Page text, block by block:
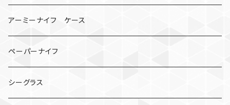
ビーズ
手裏剣
クロス十字架
カードケース
アーミーナイフ ケース
ペーパーナイフ
シーグラス